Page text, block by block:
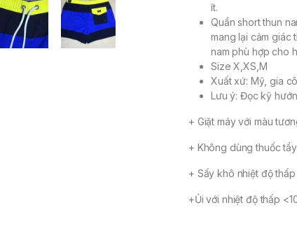
ít.
Quần short thun
mang lại cảm giác
nam phù hợp cho
Size X,XS,M
Xuất xứ: Mỹ, gia
Lưu ý: Đọc kỹ
+ Giặt máy với màu
+ Không dùng thuốc
+ Sấy khô nhiệt độ thấp
+Ủi với nhiệt độ thấp